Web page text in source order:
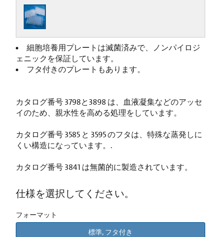
細胞培養用プレートは滅菌済みで、ノンパイロジ
ェニックを保証しています。
フタ付きのプレートもあります。
カタログ番号 3798と3898 は、血液凝集などのアッセ
イのため、親水性を高める処理をしています。
カタログ番号 3585 と 3595 のフタは、特殊な蒸発しに
くい構造になっています。.
カタログ番号 3841 は無菌的に製造されています。
仕様を選択してください。
フォーマット
標準, フタ付き